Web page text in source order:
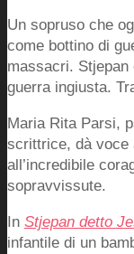
Un sopruso che
come bottino di
massacri. Stjepan
guerra ingiusta.
Maria Rita Parsi,
scrittrice, dà voce
all’incredibile
sopravvissute.
In Stjepan detto
infantile di un